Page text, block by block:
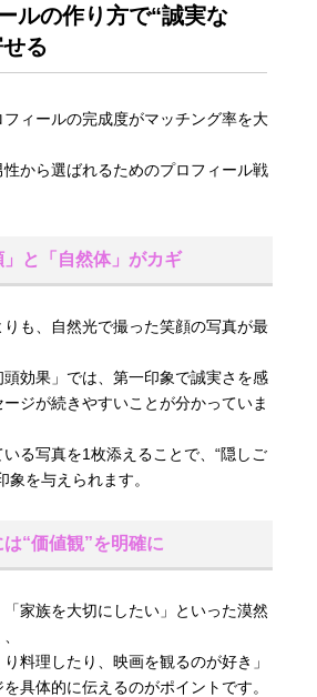
ルの作り方で“誠実な
る
ィールの完成度がマッチング率を大
から選ばれるためのプロフィール戦
と「自然体」がカギ
も、自然光で撮った笑顔の写真が最
効果」では、第一印象で誠実さを感
ジが続きやすいことが分かっていま
る写真を1枚添えることで、“隠しご
象を与えられます。
“価値観”を明確に
「家族を大切にしたい」といった漠然
り料理したり、映画を観るのが好き」
具体的に伝えるのがポイントです。